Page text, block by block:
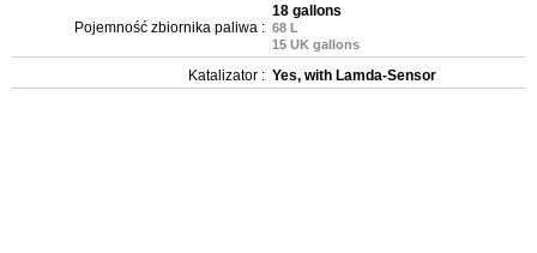
Pojemność zbiornika paliwa :
18 gallons
68 L
15 UK gallons
Katalizator : Yes, with Lamda-Sensor